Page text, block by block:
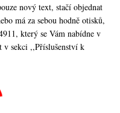
nový text, stačí objednat
má za sebou hodně otisků,
který se Vám nabídne v
v sekci ,,Příslušenství k